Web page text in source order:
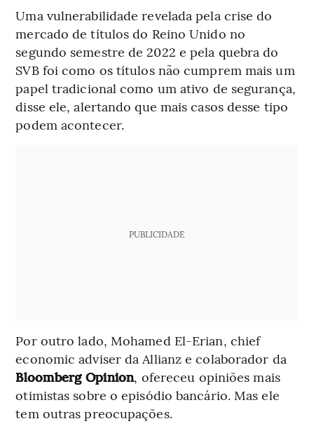
Uma vulnerabilidade revelada pela crise do
mercado de títulos do Reino Unido no
segundo semestre de 2022 e pela quebra do
SVB foi como os títulos não cumprem mais um
papel tradicional como um ativo de segurança,
disse ele, alertando que mais casos desse tipo
podem acontecer.
PUBLICIDADE
Por outro lado, Mohamed El-Erian, chief
economic adviser da Allianz e colaborador da
Bloomberg Opinion, ofereceu opiniões mais
otimistas sobre o episódio bancário. Mas ele
tem outras preocupações.